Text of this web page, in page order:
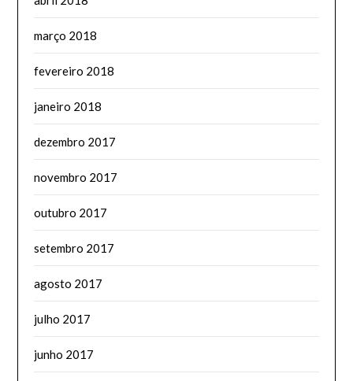
março 2018
fevereiro 2018
janeiro 2018
dezembro 2017
novembro 2017
outubro 2017
setembro 2017
agosto 2017
julho 2017
junho 2017